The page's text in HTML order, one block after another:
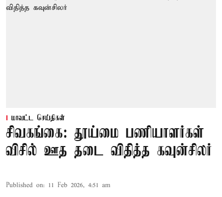
மாவட்ட செய்திகள்
சிவகங்கை: தூய்மை பணியாளர்கள்
விசில் ஊத தடை விதித்த கவுன்சிலர்
Published on: 11 Feb 2026, 4:51 am